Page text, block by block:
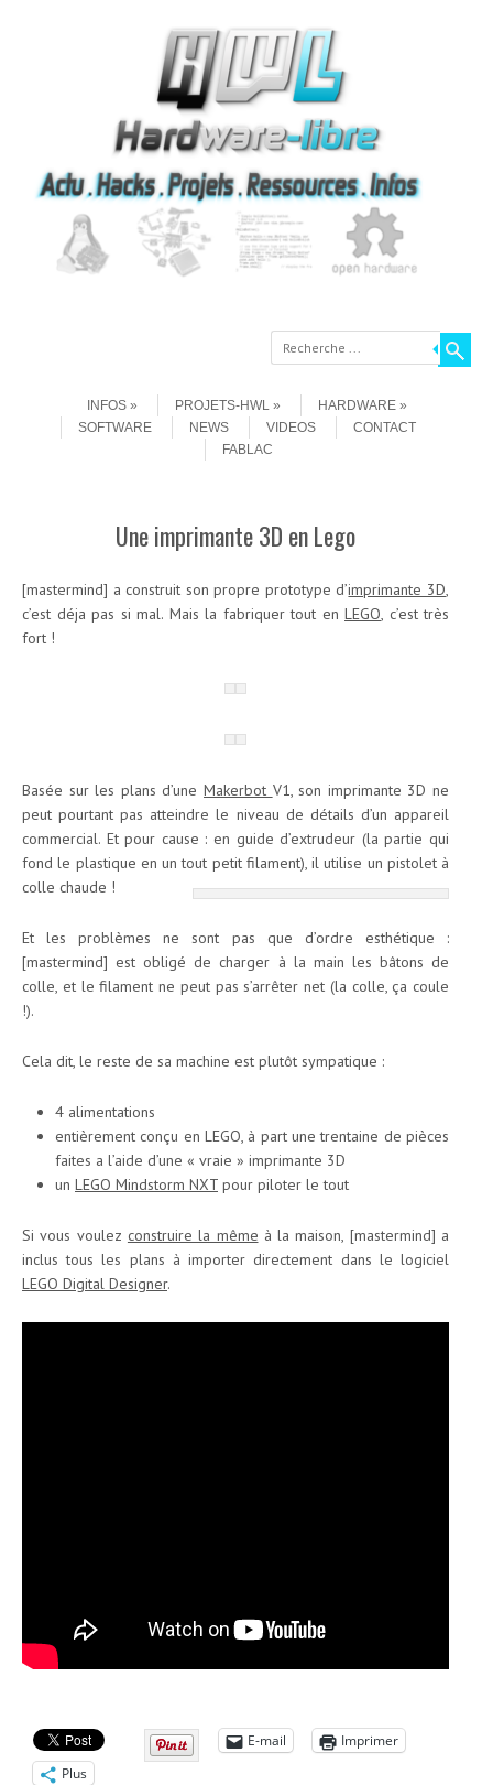
Recherche
INFOS
PROJETS-HWL
HARDWARE
SOFTWARE
NEWS VIDEOS
CONTACT
FABLAC
Une imprimante 3D en Lego
[mastermind] a construit son propre prototype d’imprimante 3D,
c’est déja pas si mal. Mais la fabriquer tout en LEGO, c’est très
fort !
Basée sur les plans d’une Makerbot V1, son imprimante 3D ne
peut pourtant pas atteindre le niveau de détails d’un appareil
commercial. Et pour cause : en guide d’extrudeur (la partie qui
fond le plastique en un tout petit filament), il utilise un pistolet à
colle chaude !
Et les problèmes ne sont pas que d’ordre esthétique :
[mastermind] est obligé de charger à la main les bâtons de
colle, et le filament ne peut pas s’arrêter net (la colle, ça coule
!).
Cela dit, le reste de sa machine est plutôt sympatique :
4 alimentations
entièrement conçu en LEGO, à part une trentaine de pièces
faites a l’aide d’une « vraie » imprimante 3D
un LEGO Mindstorm NXT pour piloter le tout
Si vous voulez construire la même à la maison, [mastermind] a
inclus tous les plans à importer directement dans le logiciel
LEGO Digital Designer.
E-mail
Imprimer
Plus